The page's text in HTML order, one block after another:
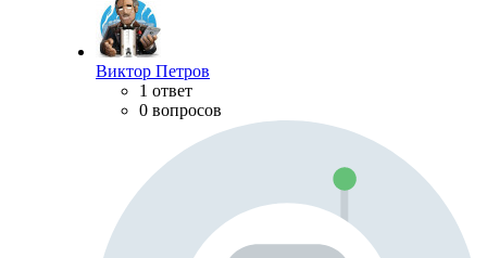
Виктор Петров
1 ответ
0 вопросов